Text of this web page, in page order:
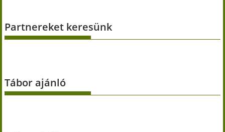
Partnereket keresünk
Tábor ajánló